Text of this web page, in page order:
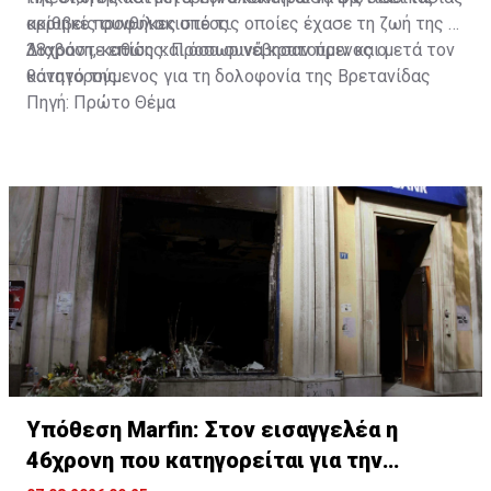
κρίθηκε προφυλακιστέος.
ακριβείς συνθήκες υπό τις οποίες έχασε τη ζωή της η
38χρονη, καθώς και όσα συνέβησαν πριν και μετά τον
θάνατό της.
Διαβάστε επίσης:Προσωρινά κρατούμενος ο
κατηγορούμενος για τη δολοφονία της Βρετανίδας
Πηγή: Πρώτο Θέμα
Υπόθεση Marfin: Στον εισαγγελέα η
46χρονη που κατηγορείται για την